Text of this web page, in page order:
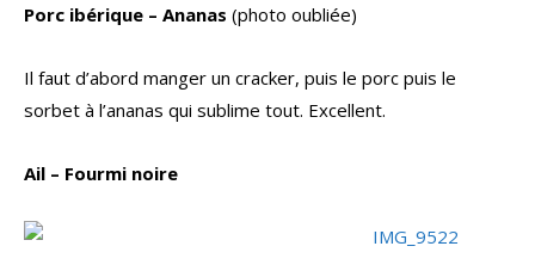
Porc ibérique – Ananas (photo oubliée)
Il faut d’abord manger un cracker, puis le porc puis le
sorbet à l’ananas qui sublime tout. Excellent.
Ail – Fourmi noire